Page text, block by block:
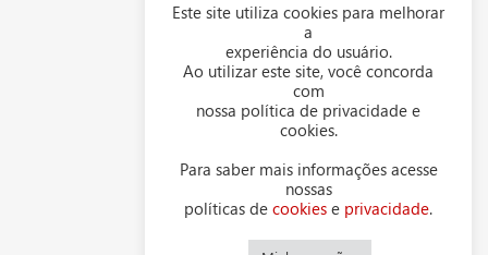
Downloads
Representantes
Política de privacidade
Política de cookies
Contato
Este site utiliza cookies para melhorar
a
experiência do usuário.
Ao utilizar este site, você concorda
com
nossa política de privacidade e
cookies.
Para saber mais informações acesse
nossas
políticas de cookies e privacidade.